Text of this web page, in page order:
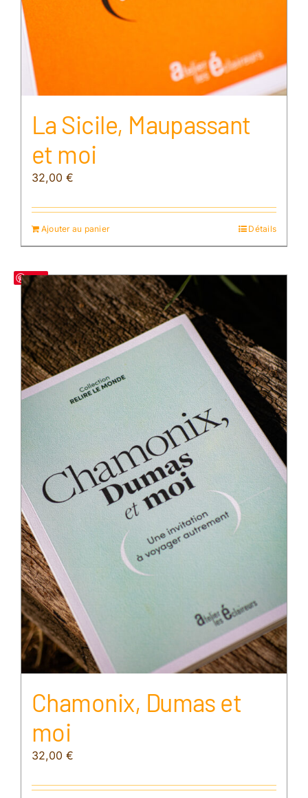
La Sicile, Maupassant
et moi
32,00€
Ajouter au panier Détails
Save
Chamonix, Dumas et
moi
32,00€